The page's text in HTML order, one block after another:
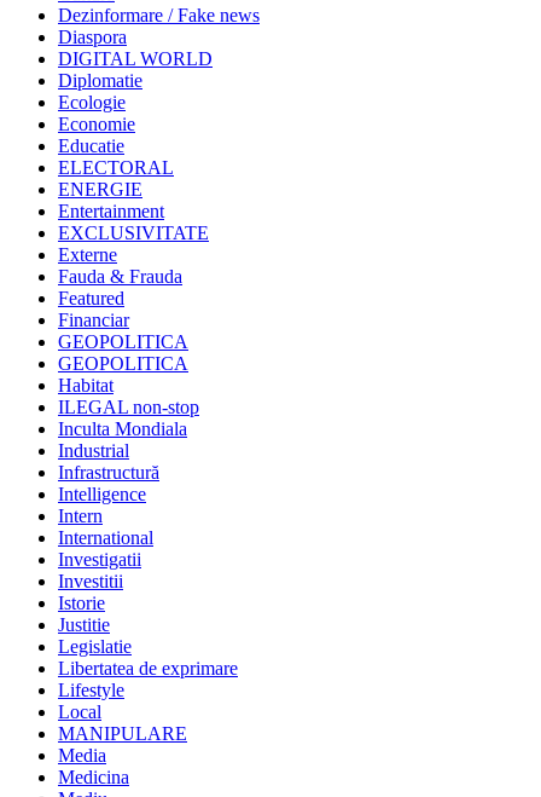
Dezinformare / Fake news
Diaspora
DIGITAL WORLD
Diplomatie
Ecologie
Economie
Educatie
ELECTORAL
ENERGIE
Entertainment
EXCLUSIVITATE
Externe
Fauda & Frauda
Featured
Financiar
GEOPOLITICA
GEOPOLITICA
Habitat
ILEGAL non-stop
Inculta Mondiala
Industrial
Infrastructură
Intelligence
Intern
International
Investigatii
Investitii
Istorie
Justitie
Legislatie
Libertatea de exprimare
Lifestyle
Local
MANIPULARE
Media
Medicina